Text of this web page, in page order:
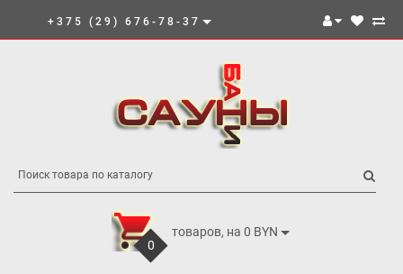
+375 (29) 676-78-37
0
товаров, на 0 BYN